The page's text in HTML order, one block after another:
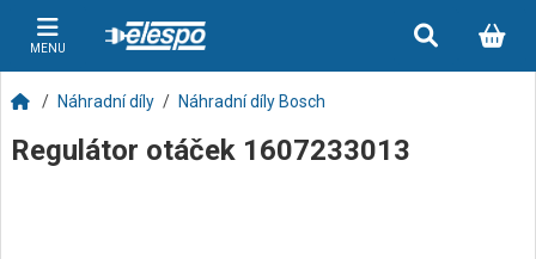
MENU
Náhradní díly Náhradní díly Bosch
Regulátor otáček 1607233013